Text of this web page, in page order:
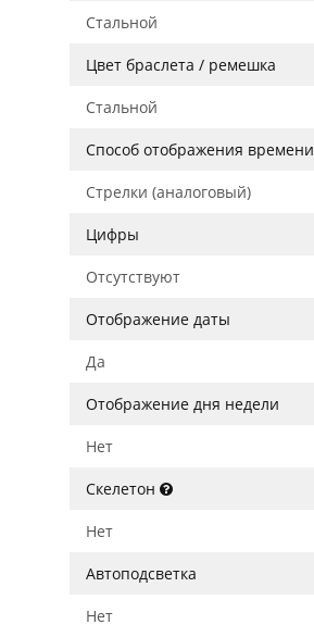
Стальной
Цвет браслета / ремешка
Стальной
Способ отображения времени
Стрелки (аналоговый)
Цифры
Отсутствуют
Отображение даты
Да
Отображение дня недели
Нет
Скелетон
Нет
Автоподсветка
Нет